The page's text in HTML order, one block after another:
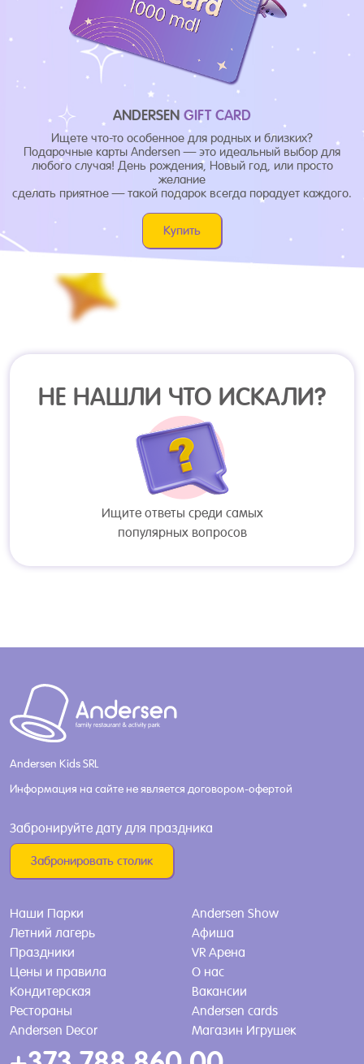
ANDERSEN GIFT CARD
Ищете что-то особенное для родных и близких?
Подарочные карты Andersen — это идеальный выбор для
любого случая! День рождения, Новый год, или просто
желание
сделать приятное — такой подарок всегда порадует каждого.
Купить
НЕ НАШЛИ ЧТО ИСКАЛИ?
Ищите ответы среди самых
популярных вопросов
Andersen Kids SRL
Информация на сайте не является договором-офертой
Забронируйте дату для праздника
Забронировать столик
Наши Парки
Летний лагерь
Праздники
Цены и правила
Кондитерская
Рестораны
Andersen Decor
Andersen Show
Афиша
VR Арена
О нас
Вакансии
Andersen cards
Магазин Игрушек